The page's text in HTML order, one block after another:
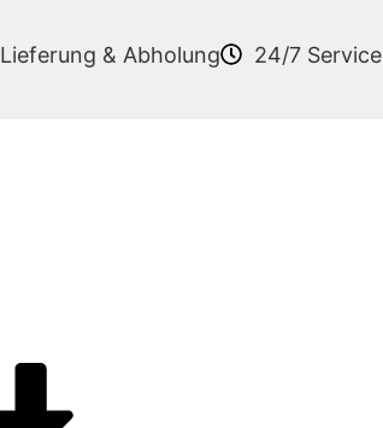
Lieferung & Abholung 24/7 Service